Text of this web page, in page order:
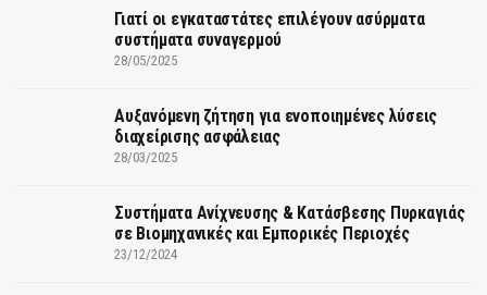
Γιατί οι εγκαταστάτες επιλέγουν ασύρματα
συστήματα συναγερμού
28/05/2025
Αυξανόμενη ζήτηση για ενοποιημένες λύσεις
διαχείρισης ασφάλειας
28/03/2025
Συστήματα Ανίχνευσης & Κατάσβεσης Πυρκαγιάς
σε Βιομηχανικές και Εμπορικές Περιοχές
23/12/2024